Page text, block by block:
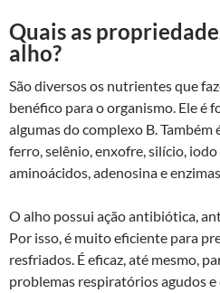
Quais as
alho?
São diversos os nutrientes que
benéfico para o organismo. Ele é
algumas do complexo B. Também
ferro, selênio, enxofre, silício, iodo
aminoácidos, adenosina e enzimas.
O alho possui ação antibiótica,
Por isso, é muito eficiente para
resfriados. É eficaz, até mesmo,
problemas respiratórios agudos e